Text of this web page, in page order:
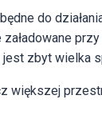
do
zbyt wielka
większej